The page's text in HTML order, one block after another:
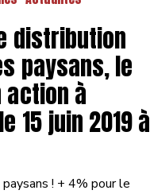
distribution
paysans, le
action à
15 juin 2019 à
! + 4% pour le